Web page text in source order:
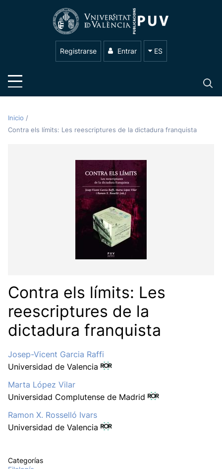
Registrarse Entrar ES
Inicio /
Contra els límits: Les reescriptures de la dictadura franquista
Contra els límits: Les
reescriptures de la
dictadura franquista
Josep-Vicent Garcia Raffi
Universidad de Valencia
Marta López Vilar
Universidad Complutense de Madrid
Ramon X. Rosselló Ivars
Universidad de Valencia
Categorías